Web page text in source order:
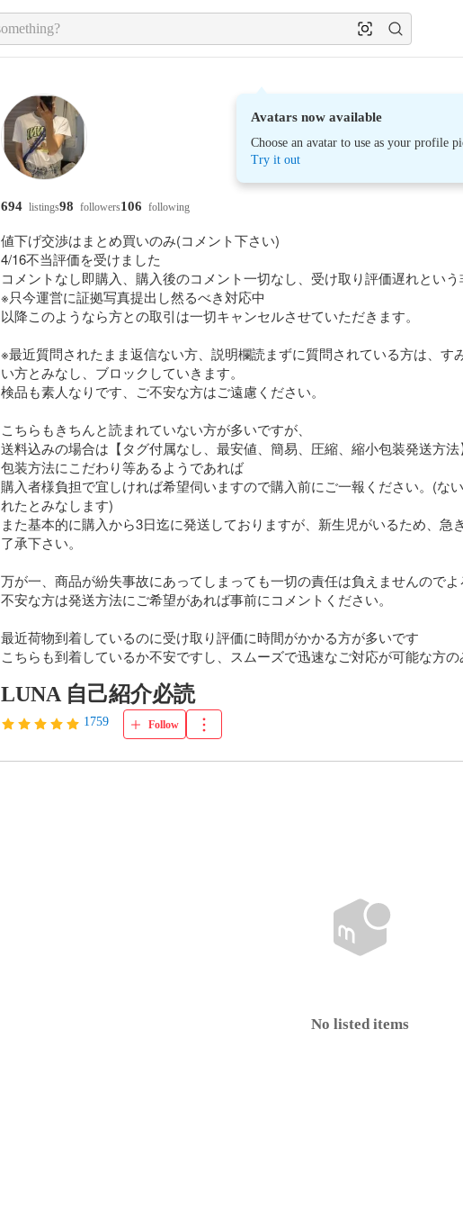
Avatars now available
Choose an avatar to use as your profile
Try it out
LUNA 自己紹介必読
1759 Follow
694 listings98 followers106 following
値下げ交渉はまとめ買いのみ(コメント下さい)
4/16不当評価を受けました
コメントなし即購入、購入後のコメント一切なし、受け取り評価遅れという
※只今運営に証拠写真提出し然るべき対応中
以降このようなら方との取引は一切キャンセルさせていただきます。
※最近質問されたまま返信ない方、説明欄読まずに質問されている方は、す
い方とみなし、ブロックしていきます。
検品も素人なりです、ご不安な方はご遠慮ください。
こちらもきちんと読まれていない方が多いですが、
送料込みの場合は【タグ付属なし、最安値、簡易、圧縮、縮小包装発送方法
包装方法にこだわり等あるようであれば
購入者様負担で宜しければ希望伺いますので購入前にご一報ください。(な
れたとみなします)
また基本的に購入から3日迄に発送しておりますが、新生児がいるため、
了承下さい。
万が一、商品が紛失事故にあってしまっても一切の責任は負えませんのでよ
不安な方は発送方法にご希望があれば事前にコメントください。
最近荷物到着しているのに受け取り評価に時間がかかる方が多いです
こちらも到着しているか不安ですし、スムーズで迅速なご対応が可能な方の
No listed items